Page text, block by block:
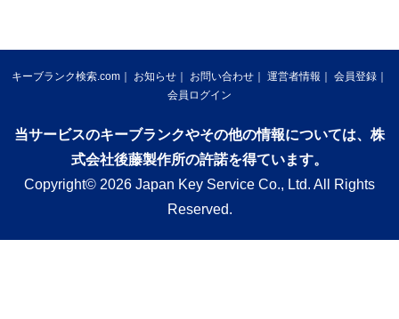
キーブランク検索.com お知らせ お問い合わせ 運営者情報
会員登録
会員ログイン
当サービスのキーブランクやその他の情報については、株
式会社後藤製作所の許諾を得ています。
Copyright© 2026 Japan Key Service Co., Ltd. All Rights
Reserved.